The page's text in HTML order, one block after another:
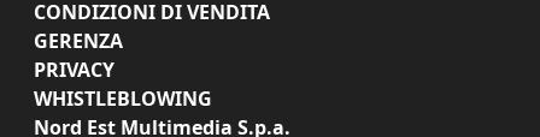
CONDIZIONI DI VENDITA
GERENZA
PRIVACY
WHISTLEBLOWING
Nord Est Multimedia S.p.a.